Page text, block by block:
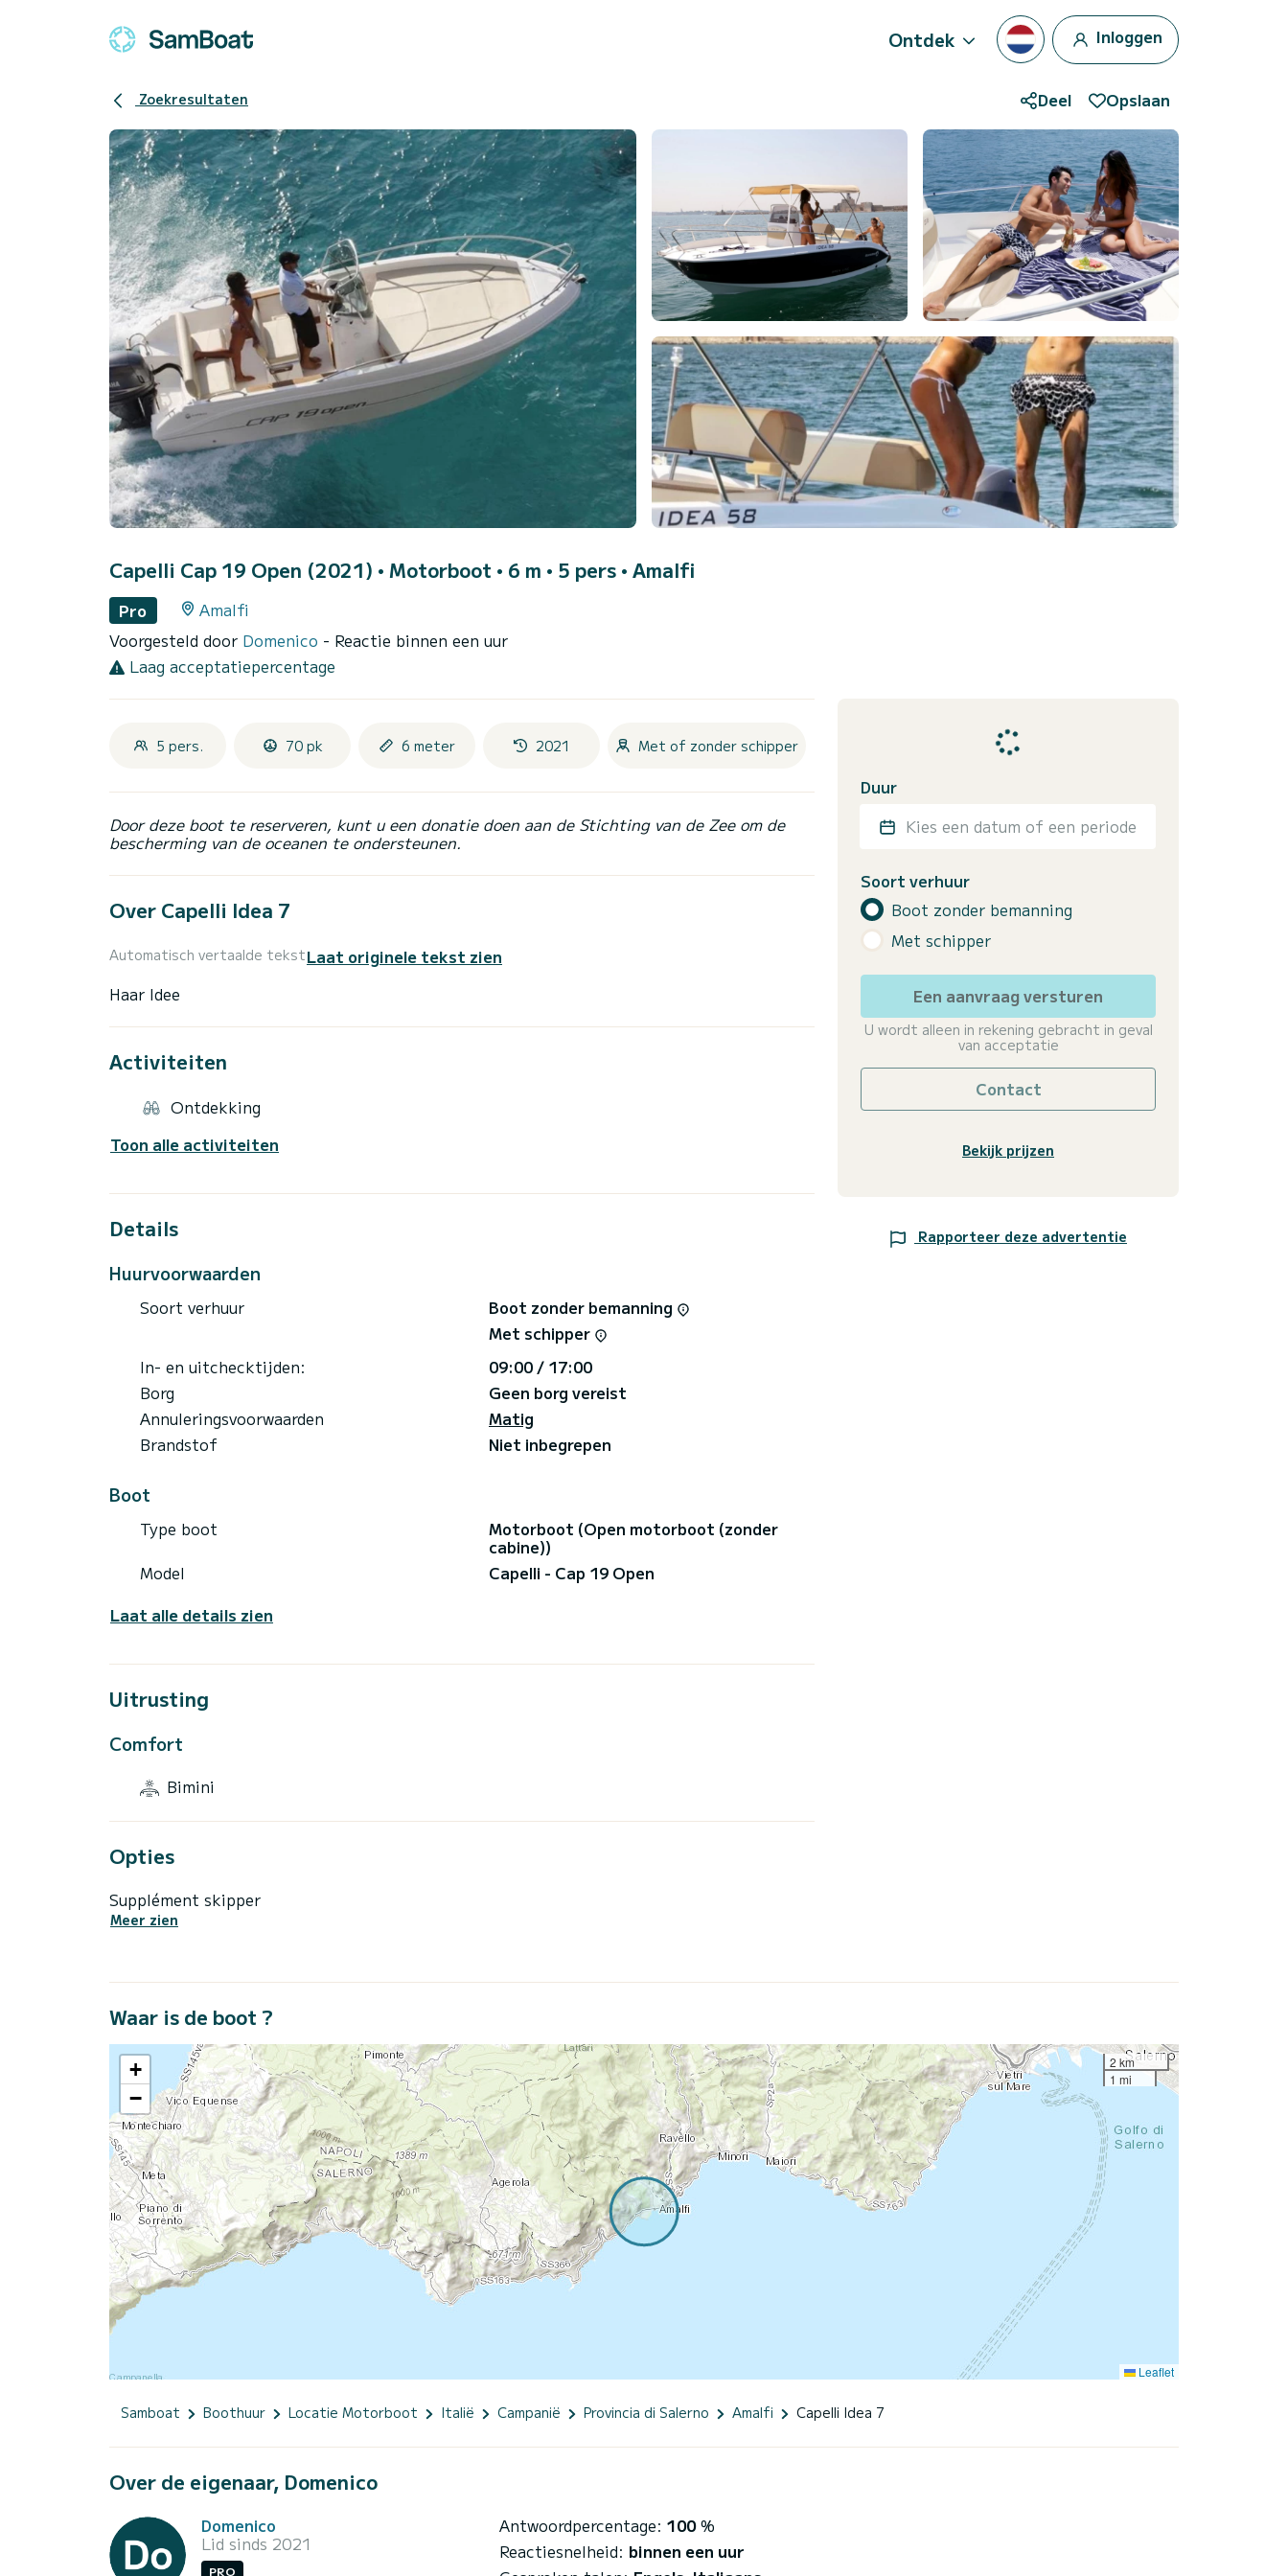
Ontdek Inloggen
Zoekresultaten Deel Opslaan
Capelli Cap 19 Open (2021) • Motorboot • 6 m • 5 pers • Amalfi
Pro
Amalfi
Voorgesteld door Domenico - Reactie binnen een uur
Laag acceptatiepercentage
5 pers. 70 pk 6 meter 2021 Met of zonder schipper
Door deze boot te reserveren, kunt u een donatie doen aan de Stichting van de Zee om de
bescherming van de oceanen te ondersteunen.
Over Capelli Idea 7
Automatisch vertaalde tekstLaat originele tekst zien
Activiteiten
Ontdekking
Toon alle activiteiten
Details
Huurvoorwaarden
Soort verhuur
Boot zonder bemanning
Met schipper
In- en uitchecktijden:
09:00 / 17:00
Borg
Geen borg vereist
Annuleringsvoorwaarden
Matig
Brandstof
Niet inbegrepen
Boot
Type boot Motorboot (Open motorboot (zonder
cabine))
Model
Capelli - Cap 19 Open
Laat alle details zien
Uitrusting
Comfort
Bimini
Opties
Supplément skipper
Meer zien
Duur
Kies een datum of een periode
Soort verhuur
Boot zonder bemanning
Met schipper
Een aanvraag versturen
U wordt alleen in rekening gebracht in geval
van acceptatie
Contact
Bekijk prijzen
Rapporteer deze advertentie
Waar is de boot ?
+
−
2 km
1 mi
Leaflet
Samboat Boothuur Locatie Motorboot Italië Campanië Provincia di Salerno Amalfi Capelli Idea 7
Over de eigenaar, Domenico
Domenico
Lid sinds 2021
PRO
Antwoordpercentage: 100%
Reactiesnelheid: binnen een uur